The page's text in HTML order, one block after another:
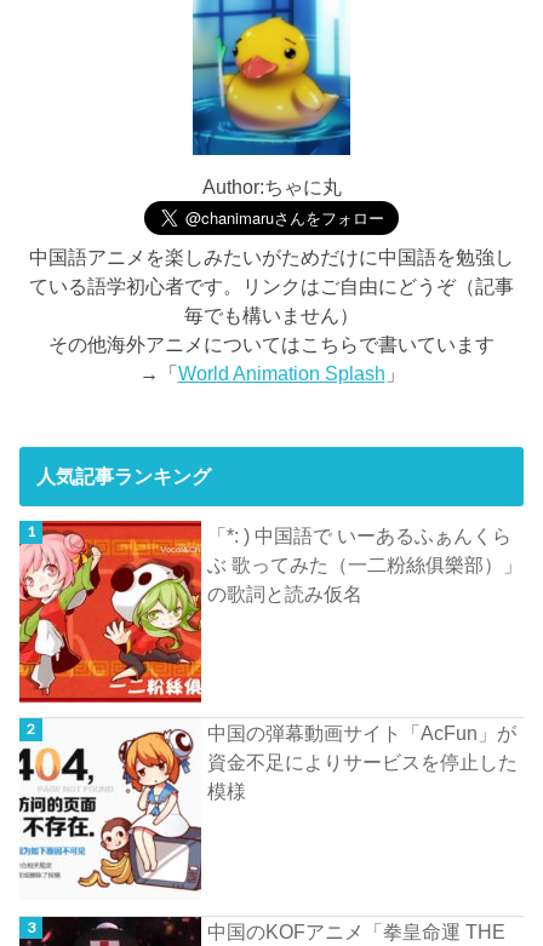
Author:ちゃに丸
中国語アニメを楽しみたいがためだけに中国語を勉強し
ている語学初心者です。リンクはご自由にどうぞ（記事
毎でも構いません）
その他海外アニメについてはこちらで書いています
→「World Animation Splash 」
人気記事ランキング
「*: ) 中国語で いーあるふぁんくら
ぶ 歌ってみた（一二粉絲俱樂部）」
の歌詞と読み仮名
中国の弾幕動画サイト「AcFun」が
資金不足によりサービスを停止した
模様
中国のKOFアニメ「拳皇命運 THE